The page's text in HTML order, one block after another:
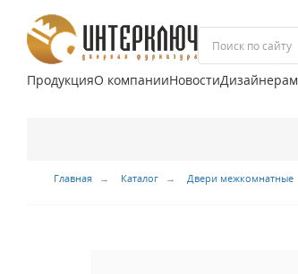
ПродукцияО компанииНовостиДизайнерам
Главная Каталог Двери межкомнатные